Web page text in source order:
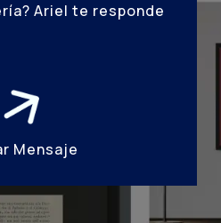
Ariel te responde
Mensaje